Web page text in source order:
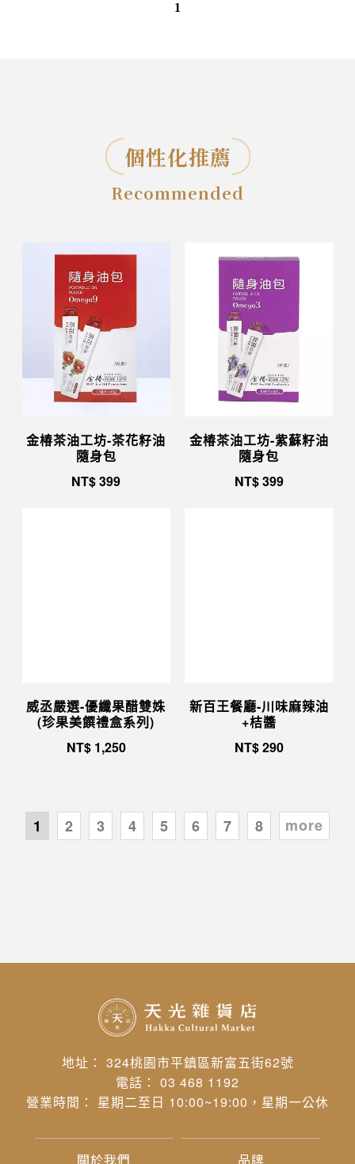
1
個性化推薦
Recommended
金椿茶油工坊-茶花籽油
隨身包
NT$399
金椿茶油工坊-紫蘇籽油
隨身包
NT$399
威丞嚴選-優纖果醋雙姝
(珍果美饌禮盒系列)
NT$ 1,250
新百王餐廳-川味麻辣油
+桔醬
NT$290
1 2 3 4 5 6 7 8 more
地址： 324桃園市平鎮區新富五街62號
電話： 03 468 1192
營業時間： 星期二至日 10:00~19:00，星期一公休
關於我們 品牌